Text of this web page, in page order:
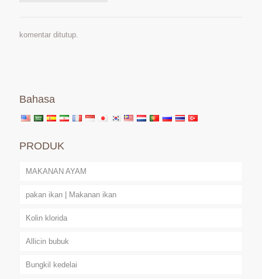
komentar ditutup.
Bahasa
PRODUK
MAKANAN AYAM
pakan ikan | Makanan ikan
Kolin klorida
Allicin bubuk
Bungkil kedelai